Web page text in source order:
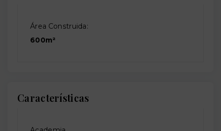
Área Construida:
600m²
Características